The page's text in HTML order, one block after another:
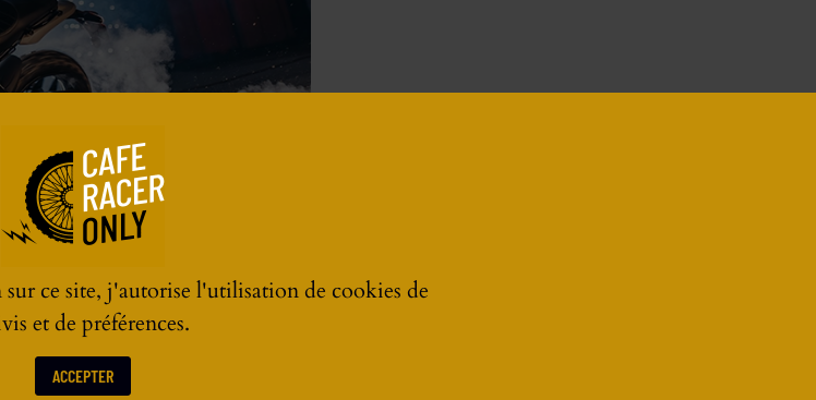
ce site, j'autorise l'utilisation de cookies de
et de préférences.
ACCEPTER